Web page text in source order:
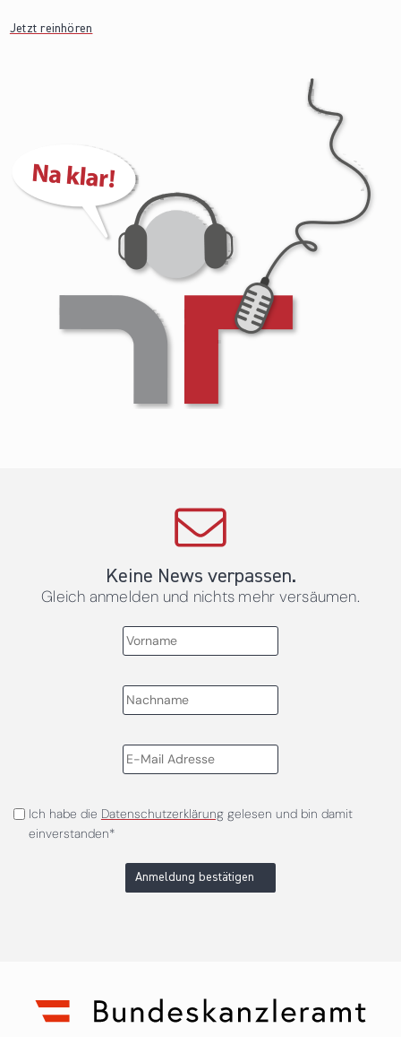
Jetzt reinhören
Keine News verpassen.
Gleich anmelden und nichts mehr versäumen.
Ich habe die Datenschutzerklärunggelesen und bin damit
einverstanden*
Anmeldung bestätigen